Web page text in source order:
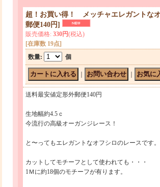
超！お買い得！ メッチャエレガントな
郵便140円]
販売価格: 330円(税込)
[在庫数 19点]
数量: 個
送料最安値定形外郵便140円
生地幅約4.5ｃ
今流行の高級オーガンジレース！
と〜ってもエレガントなオフシロのレースです。
カットしてモチーフとして使われても・・・
1Ｍに約18個のモチーフが有ります。